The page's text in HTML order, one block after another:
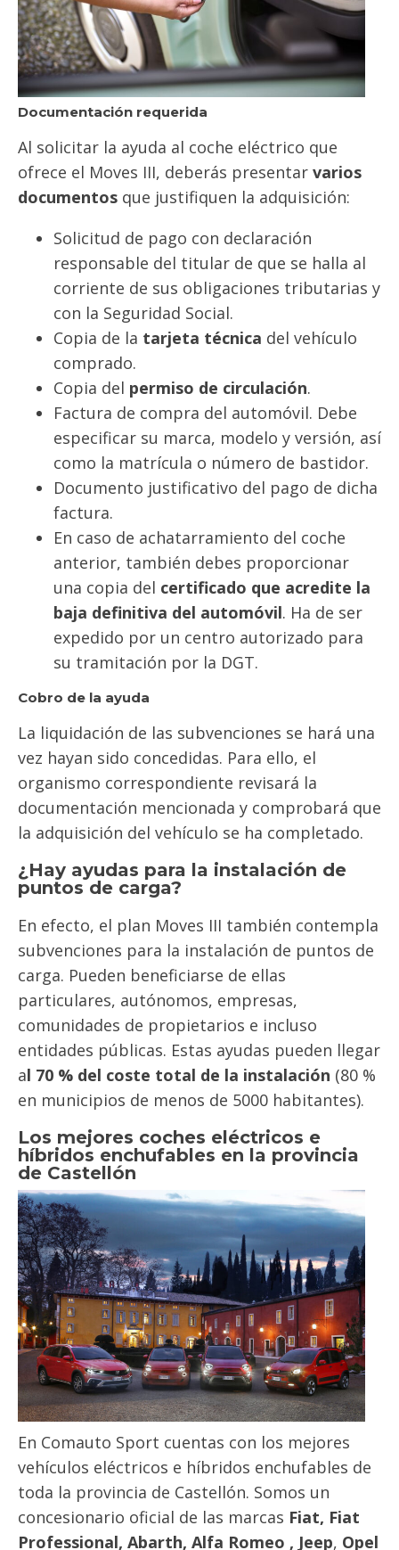
Documentación requerida
Al solicitar la ayuda al coche eléctrico que
ofrece el Moves III, deberás presentar varios
documentos que justifiquen la adquisición:
Solicitud de pago con declaración
responsable del titular de que se halla al
corriente de sus obligaciones tributarias y
con la Seguridad Social.
Copia de la tarjeta técnica del vehículo
comprado.
Copia del permiso de circulación.
Factura de compra del automóvil. Debe
especificar su marca, modelo y versión, así
como la matrícula o número de bastidor.
Documento justificativo del pago de dicha
factura.
En caso de achatarramiento del coche
anterior, también debes proporcionar
una copia del certificado que acredite la
baja definitiva del automóvil. Ha de ser
expedido por un centro autorizado para
su tramitación por la DGT.
Cobro de la ayuda
La liquidación de las subvenciones se hará una
vez hayan sido concedidas. Para ello, el
organismo correspondiente revisará la
documentación mencionada y comprobará que
la adquisición del vehículo se ha completado.
¿Hay ayudas para la instalación de
puntos de carga?
En efecto, el plan Moves III también contempla
subvenciones para la instalación de puntos de
carga. Pueden beneficiarse de ellas
particulares, autónomos, empresas,
comunidades de propietarios e incluso
entidades públicas. Estas ayudas pueden llegar
al 70 % del coste total de la instalación (80 %
en municipios de menos de 5000 habitantes).
Los mejores coches eléctricos e
híbridos enchufables en la provincia
de Castellón
En Comauto Sport cuentas con los mejores
vehículos eléctricos e híbridos enchufables de
toda la provincia de Castellón. Somos un
concesionario oficial de las marcas Fiat, Fiat
Professional, Abarth, Alfa Romeo , Jeep, Opel